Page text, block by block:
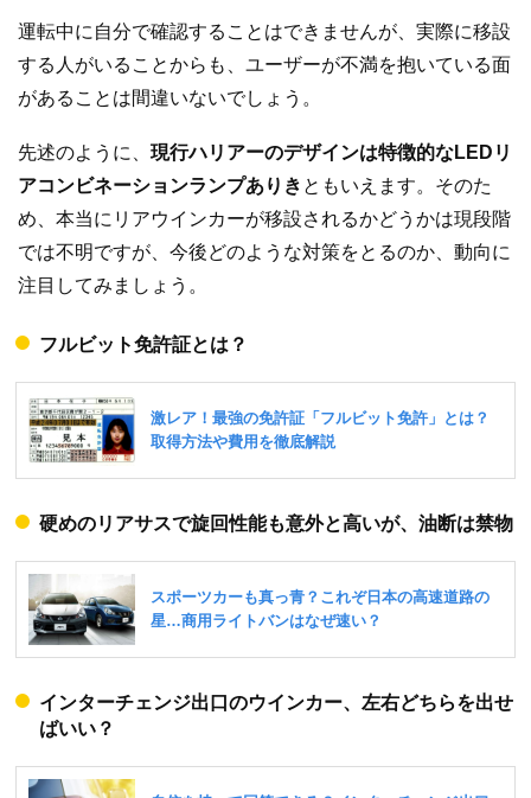
運転中に自分で確認することはできませんが、実際に移設
する人がいることからも、ユーザーが不満を抱いている面
があることは間違いないでしょう。
先述のように、 現行ハリアーのデザインは特徴的なLEDリ
アコンビネーションランプありき ともいえます。そのた
め、本当にリアウインカーが移設されるかどうかは現段階
では不明ですが、今後どのような対策をとるのか、動向に
注目してみましょう。
フルビット免許証とは？
硬めのリアサスで旋回性能も意外と高いが、油断は禁物
インターチェンジ出口のウインカー、左右どちらを出せ
ばいい？